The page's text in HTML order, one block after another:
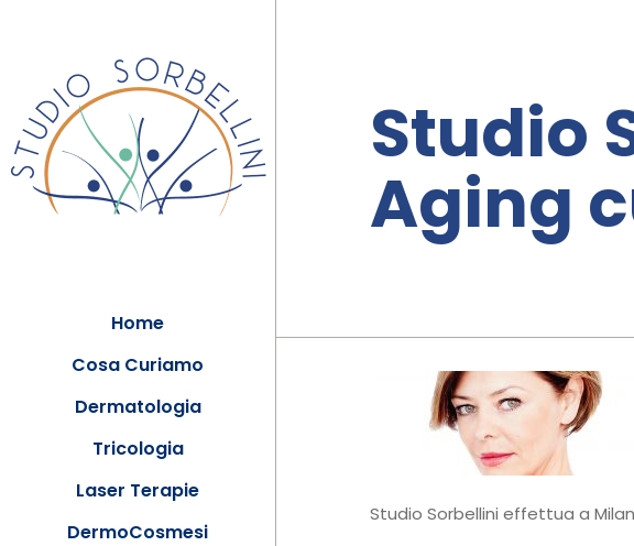
Home
Cosa Curiamo
Dermatologia
Tricologia
Laser Terapie
DermoCosmesi
Studio
Aging
Studio Sorbellini effettua a